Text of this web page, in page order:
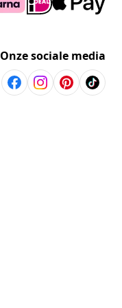
Onze sociale media